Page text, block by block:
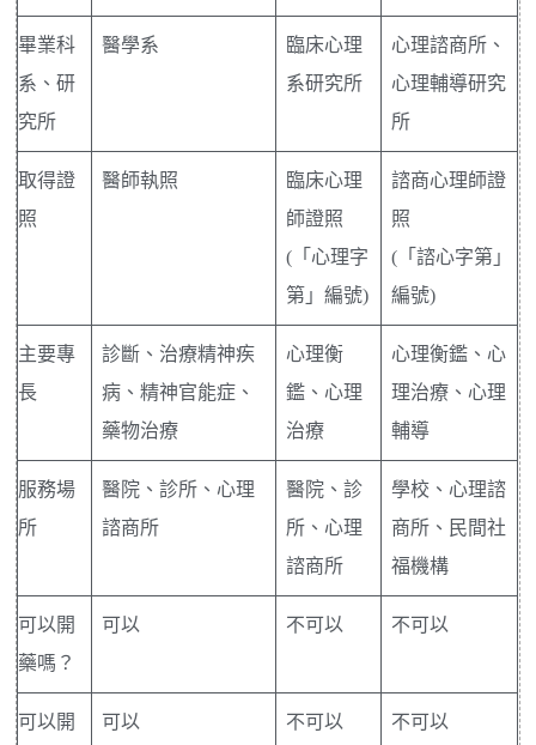
畢業科
系、研
究所
醫學系
臨床心理
系研究所
心理諮商所、
心理輔導研究
所
取得證
照
醫師執照
臨床心理
師證照
(「心理字
第」編號)
諮商心理師證
照
(「諮心字第」
編號)
主要專
長
診斷、治療精神疾
病、精神官能症、
藥物治療
心理衡
鑑、心理
治療
心理衡鑑、心
理治療、心理
輔導
服務場
所
醫院、診所、心理
諮商所
醫院、診
所、心理
諮商所
學校、心理諮
商所、民間社
福機構
可以開
藥嗎？
可以 不可以 不可以
可以開
可以 不可以 不可以